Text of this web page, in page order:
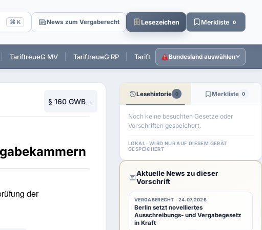
⌘ K News zum Vergaberecht Lesezeichen Merkliste 0
TariftreueG MV TariftreueG RP TariftreueG SL TariftreueG SH
Bundesland auswählen
§ 160 GWB→
der
Lesehistorie 0 Merkliste 0
Noch keine besuchten Gesetze oder
Vorschriften gespeichert.
LOKAL · WIRD NUR AUF DIESEM GERÄT
GESPEICHERT
Aktuelle News zu dieser
Vorschrift
VERGABERECHT · 24.07.2026
Berlin setzt novelliertes
Ausschreibungs- und Vergabegesetz
in Kraft